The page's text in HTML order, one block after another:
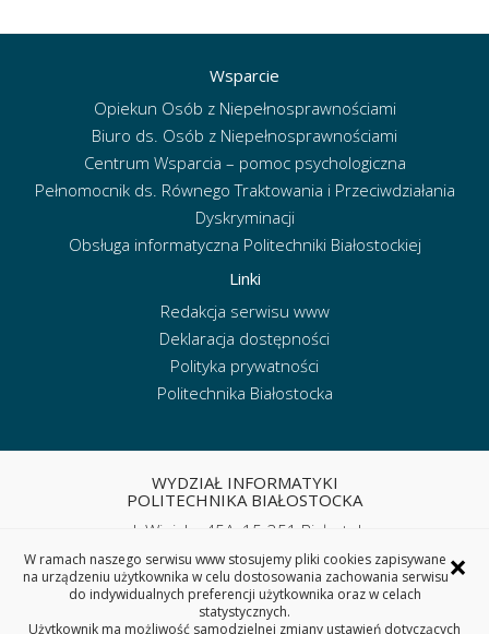
Wsparcie
Opiekun Osób z Niepełnosprawnościami
Biuro ds. Osób z Niepełnosprawnościami
Centrum Wsparcia – pomoc psychologiczna
Pełnomocnik ds. Równego Traktowania i Przeciwdziałania
Dyskryminacji
Obsługa informatyczna Politechniki Białostockiej
Linki
Redakcja serwisu www
Deklaracja dostępności
Polityka prywatności
Politechnika Białostocka
WYDZIAŁ INFORMATYKI
POLITECHNIKA BIAŁOSTOCKA
ul. Wiejska 45A, 15-351 Białystok
tel. sekretariat: (85) 746 90 50
e-mail:wi.sekretariat@pb.edu.pl
REGON: 000001672 | NIP: 542-020-87-21
×
W ramach naszego serwisu www stosujemy pliki cookies zapisywane
na urządzeniu użytkownika w celu dostosowania zachowania serwisu
do indywidualnych preferencji użytkownika oraz w celach
statystycznych.
Użytkownik ma możliwość samodzielnej zmiany ustawień dotyczących